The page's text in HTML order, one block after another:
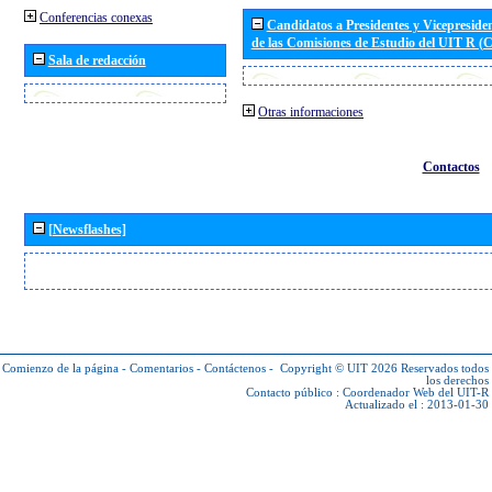
Conferencias conexas
Sala de redacción
Candidatos a Presidentes y
de las Comisiones de Estudio del UIT R
Otras informaciones
Contactos
[Newsflashes]
Comienzo de la página - Comentarios - Contáctenos - Copyright © UIT 2026 Reservados todos
los derechos
Contacto público : Coordenador Web del UIT-R
Actualizado el : 2013-01-30